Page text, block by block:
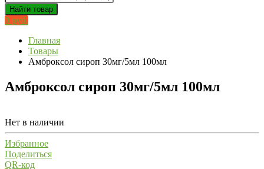
Найти товар
0 руб.
Главная
Товары
Амброксол сироп 30мг/5мл 100мл
Амброксол сироп 30мг/5мл 100мл
Нет в наличии
Избранное
Поделиться
QR-код